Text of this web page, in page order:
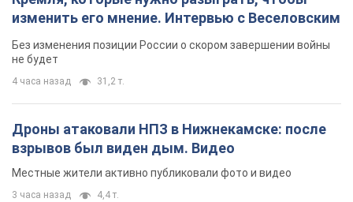
изменить его мнение. Интервью с Веселовским
Без изменения позиции России о скором завершении войны
не будет
4 часа назад 31,2 т.
Дроны атаковали НПЗ в Нижнекамске: после
взрывов был виден дым. Видео
Местные жители активно публиковали фото и видео
3 часа назад 4,4 т.